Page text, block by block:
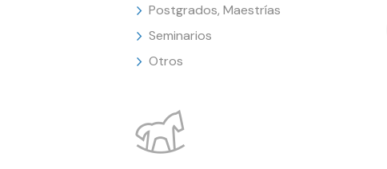
Postgrados, Maestrías
Seminarios
Otros